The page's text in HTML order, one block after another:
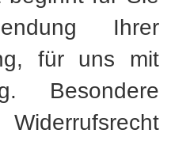
Ihrer
für uns mit
Besondere